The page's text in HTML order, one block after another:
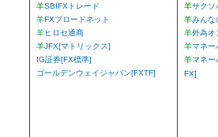
羊SBIFXトレード
羊FXブロードネット
羊ヒロセ通商
羊JFX[マトリックス]
IG証券[FX標準]
ゴールデンウェイジャパン[FXTF]
羊サクソ
羊みんな
羊外為オ
羊マネー
羊マネー
FX]